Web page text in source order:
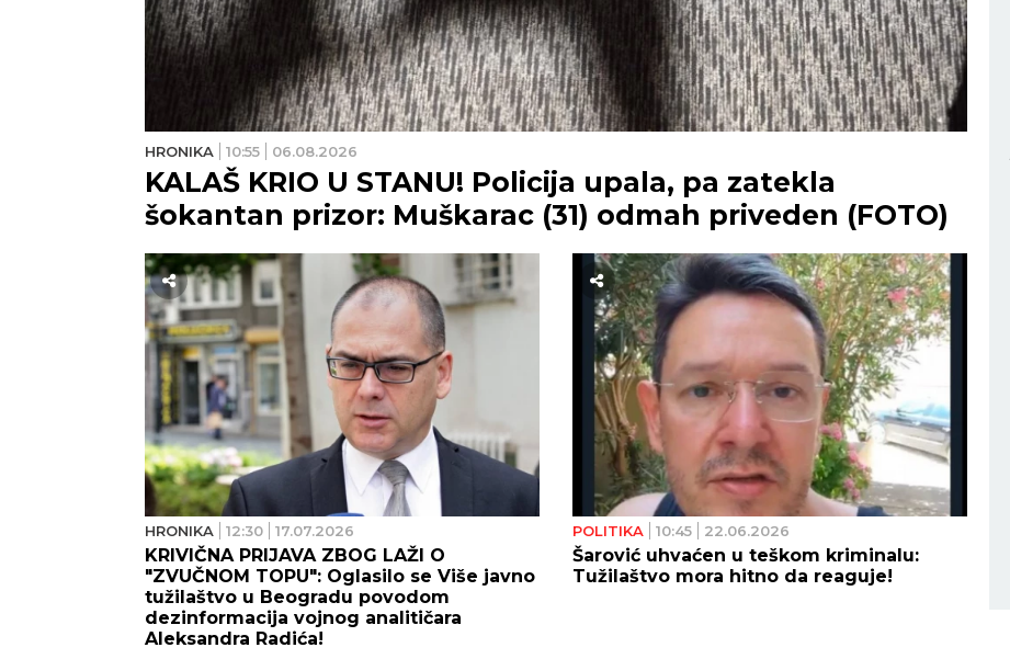
HRONIKA 10:55 06.08.2026
KALAŠ KRIO U STANU! Policija upala, pa zatekla
šokantan prizor: Muškarac (31) odmah priveden (FOTO)
HRONIKA 12:30 17.07.2026
KRIVIČNA PRIJAVA ZBOG LAŽI O
"ZVUČNOM TOPU": Oglasilo se Više javno
tužilaštvo u Beogradu povodom
dezinformacija vojnog analitičara
Aleksandra Radića!
POLITIKA 10:45 22.06.2026
Šarović uhvaćen u teškom kriminalu:
Tužilaštvo mora hitno da reaguje!